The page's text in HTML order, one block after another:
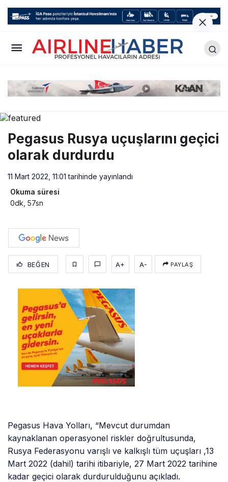
Pegasus Rusya uçuşlarını geçici
olarak durdurdu
11 Mart 2022, 11:01 tarihinde yayınlandı
Okuma süresi
0dk, 57sn
BEĞEN A+ A- PAYLAŞ
Pegasus Hava Yolları, “Mevcut durumdan
kaynaklanan operasyonel riskler doğrultusunda,
Rusya Federasyonu varışlı ve kalkışlı tüm uçuşları ,13
Mart 2022 (dahil) tarihi itibariyle, 27 Mart 2022 tarihine
kadar geçici olarak durdurulduğunu açıkladı.